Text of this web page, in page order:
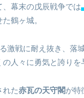
、幕末の戊辰戦争では
鶴ヶ城。
激戦に耐え抜き、落
人々に勇気と誇りを
れた赤瓦の天守閣が特